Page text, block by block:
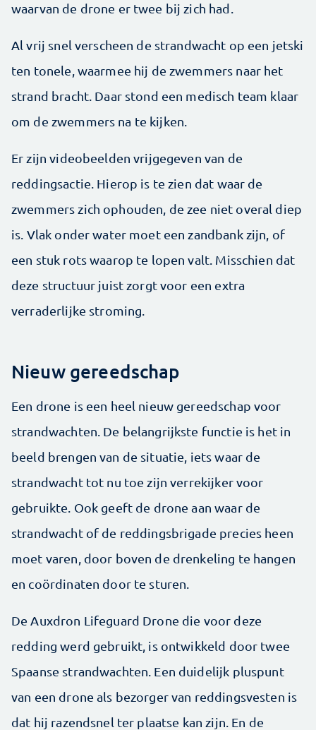
waarvan de drone er twee bij zich had.
Al vrij snel verscheen de strandwacht op een jetski
ten tonele, waarmee hij de zwemmers naar het
strand bracht. Daar stond een medisch team klaar
om de zwemmers na te kijken.
Er zijn videobeelden vrijgegeven van de
reddingsactie. Hierop is te zien dat waar de
zwemmers zich ophouden, de zee niet overal diep
is. Vlak onder water moet een zandbank zijn, of
een stuk rots waarop te lopen valt. Misschien dat
deze structuur juist zorgt voor een extra
verraderlijke stroming.
Nieuw gereedschap
Een drone is een heel nieuw gereedschap voor
strandwachten. De belangrijkste functie is het in
beeld brengen van de situatie, iets waar de
strandwacht tot nu toe zijn verrekijker voor
gebruikte. Ook geeft de drone aan waar de
strandwacht of de reddingsbrigade precies heen
moet varen, door boven de drenkeling te hangen
en coördinaten door te sturen.
De Auxdron Lifeguard Drone die voor deze
redding werd gebruikt, is ontwikkeld door twee
Spaanse strandwachten. Een duidelijk pluspunt
van een drone als bezorger van reddingsvesten is
dat hij razendsnel ter plaatse kan zijn. En de